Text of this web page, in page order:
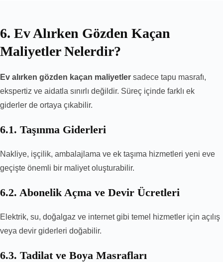
6. Ev Alırken Gözden Kaçan
Maliyetler Nelerdir?
Ev alırken gözden kaçan maliyetler sadece tapu masrafı,
ekspertiz ve aidatla sınırlı değildir. Süreç içinde farklı ek
giderler de ortaya çıkabilir.
6.1. Taşınma Giderleri
Nakliye, işçilik, ambalajlama ve ek taşıma hizmetleri yeni eve
geçişte önemli bir maliyet oluşturabilir.
6.2. Abonelik Açma ve Devir Ücretleri
Elektrik, su, doğalgaz ve internet gibi temel hizmetler için açılış
veya devir giderleri doğabilir.
6.3. Tadilat ve Boya Masrafları